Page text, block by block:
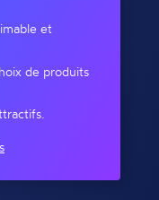
et
de produits